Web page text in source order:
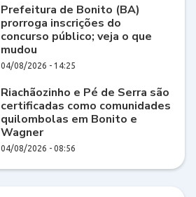
Prefeitura de Bonito (BA)
prorroga inscrições do
concurso público; veja o que
mudou
04/08/2026 - 14:25
Riachãozinho e Pé de Serra são
certificadas como comunidades
quilombolas em Bonito e
Wagner
04/08/2026 - 08:56